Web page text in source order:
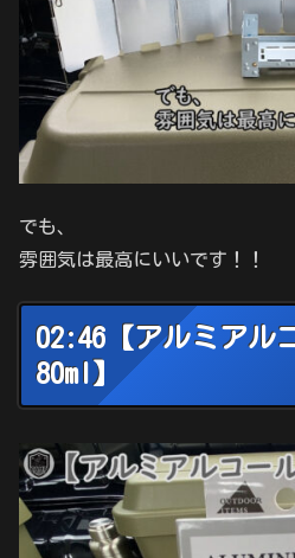
でも、
雰囲気は最高にいいです！！
02:46【アルミアル
80ml】